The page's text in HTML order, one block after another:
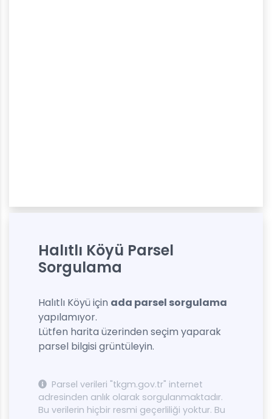
Halıtlı Köyü Parsel
Sorgulama
Halıtlı Köyü için ada parsel sorgulama
yapılamıyor.
Lütfen harita üzerinden seçim yaparak
parsel bilgisi grüntüleyin.
Parsel verileri "tkgm.gov.tr" internet
adresinden anlık olarak sorgulanmaktadır.
Bu verilerin hiçbir resmi geçerliliği yoktur. Bu